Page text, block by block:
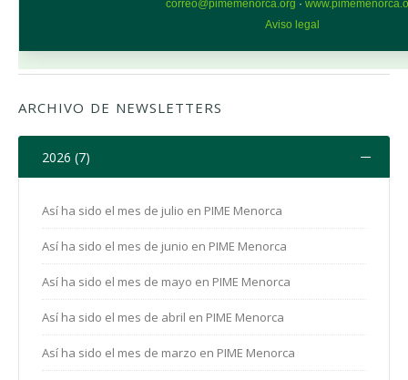
ARCHIVO DE NEWSLETTERS
2026 (7)
Así ha sido el mes de julio en PIME Menorca
Así ha sido el mes de junio en PIME Menorca
Así ha sido el mes de mayo en PIME Menorca
Así ha sido el mes de abril en PIME Menorca
Así ha sido el mes de marzo en PIME Menorca